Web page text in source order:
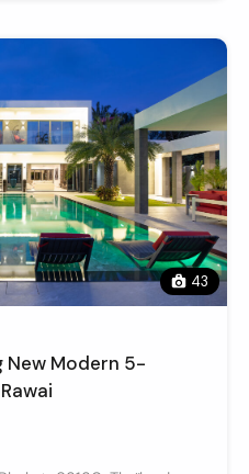
43
New Modern 5-